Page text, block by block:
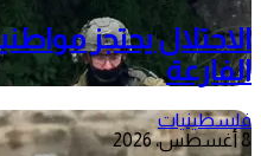
الاحتلال يحتجز
الفارعة
فلسطينيات
8 أغسطس، 2026